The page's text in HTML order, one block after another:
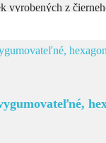
vyrobených z